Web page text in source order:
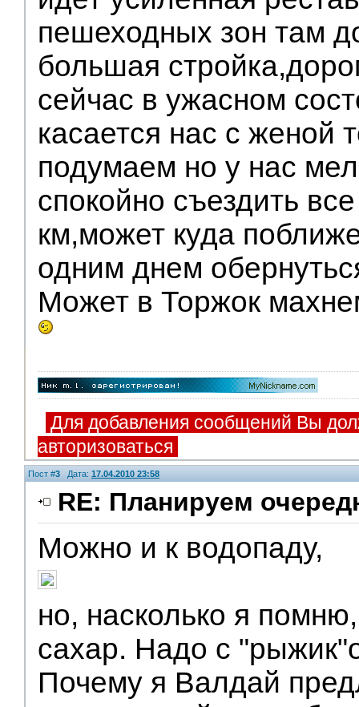
пешеходных зон там
большая
сейчас в ужасном
касается нас с женой
подумаем но у нас
спокойно съездить
км,может куда
одним днем
Может в Торжок
Для добавления сообщений Вы
авторизоваться
Пост #3 Дата: 17.04.2010 23:58
RE: Планируем
Можно и к водопаду,
но, насколько я
сахар. Надо с
Почему я Валдай
V.I.P.